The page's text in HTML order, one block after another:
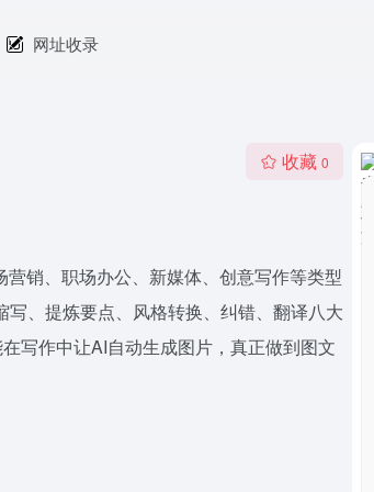
网址收录
收藏 0
销、职场办公、新媒体、创意写作等类型
、提炼要点、风格转换、纠错、翻译八大
写作中让AI自动生成图片，真正做到图文